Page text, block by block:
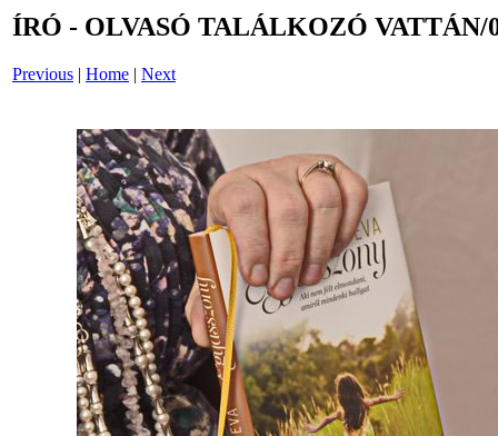
ÍRÓ - OLVASÓ TALÁLKOZÓ VATTÁN/
Previous | Home | Next